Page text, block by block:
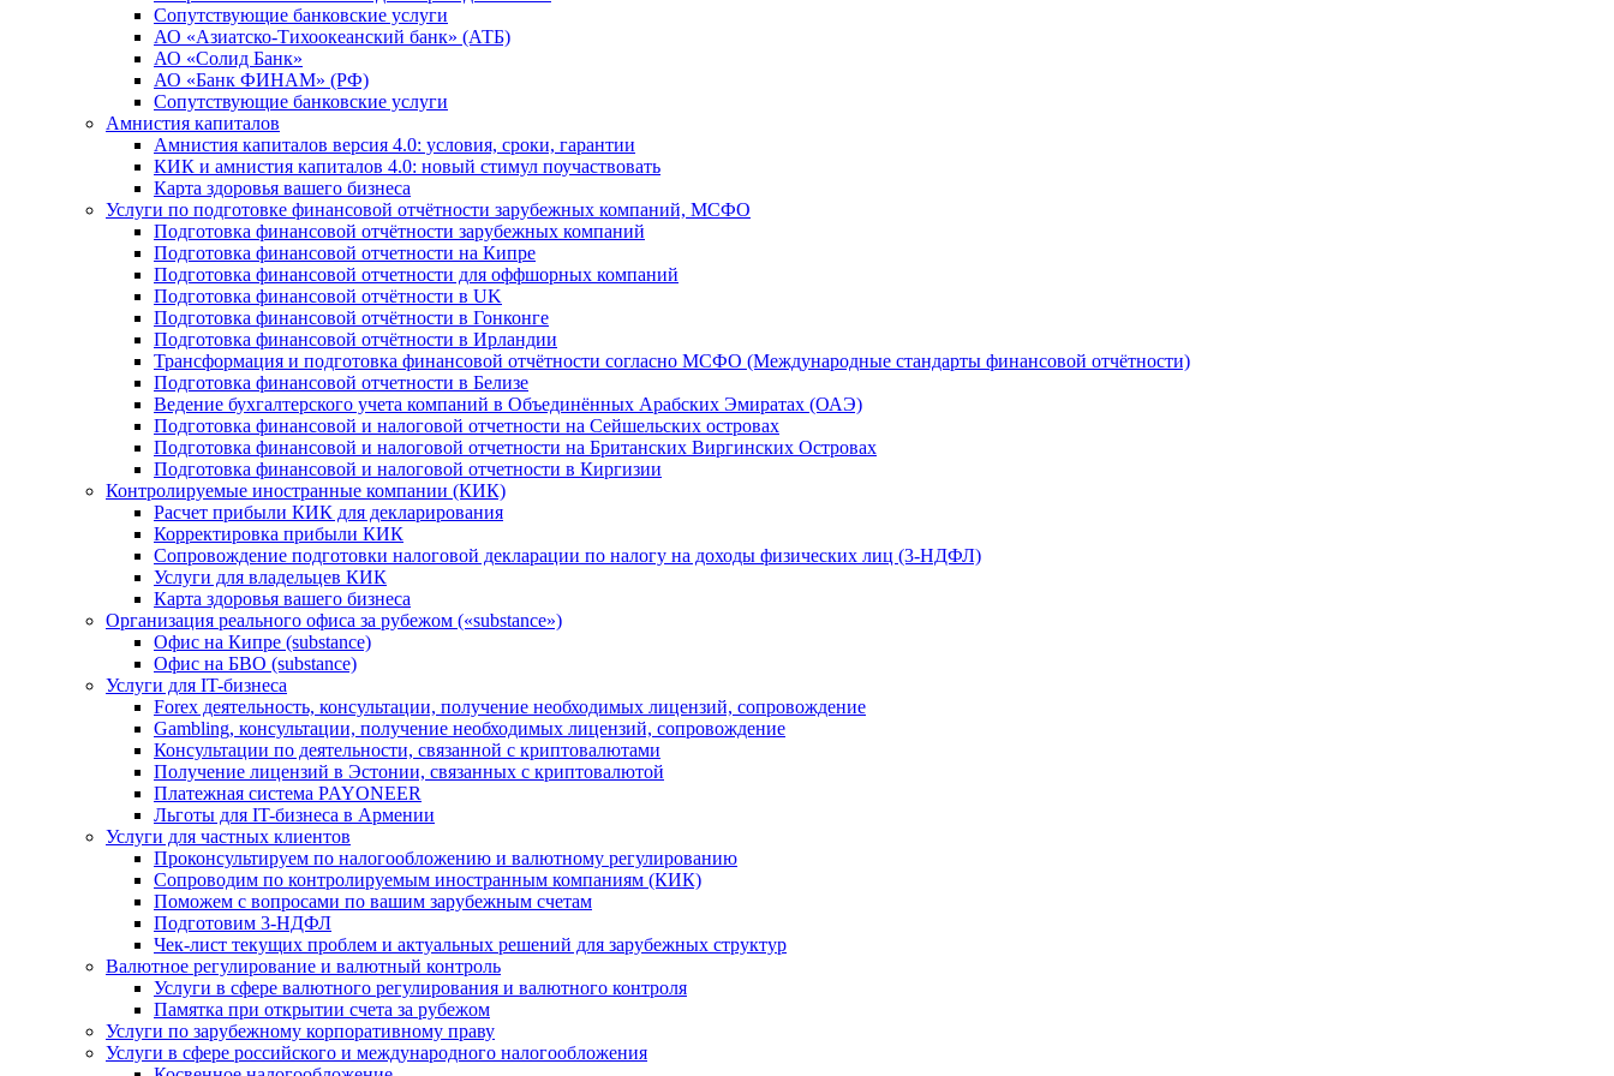
Сопутствующие банковские услуги
АО «Азиатско-Тихоокеанский банк» (АТБ)
АО «Солид Банк»
АО «Банк ФИНАМ» (РФ)
Сопутствующие банковские услуги
Амнистия капиталов
Амнистия капиталов версия 4.0: условия, сроки, гарантии
КИК и амнистия капиталов 4.0: новый стимул поучаствовать
Карта здоровья вашего бизнеса
Услуги по подготовке финансовой отчётности зарубежных компаний, МСФО
Подготовка финансовой отчётности зарубежных компаний
Подготовка финансовой отчетности на Кипре
Подготовка финансовой отчетности для оффшорных компаний
Подготовка финансовой отчётности в UK
Подготовка финансовой отчётности в Гонконге
Подготовка финансовой отчётности в Ирландии
Трансформация и подготовка финансовой отчётности согласно МСФО (Международные стандарты финансовой отчётности)
Подготовка финансовой отчетности в Белизе
Ведение бухгалтерского учета компаний в Объединённых Арабских Эмиратах (ОАЭ)
Подготовка финансовой и налоговой отчетности на Сейшельских островах
Подготовка финансовой и налоговой отчетности на Британских Виргинских Островах
Подготовка финансовой и налоговой отчетности в Киргизии
Контролируемые иностранные компании (КИК)
Расчет прибыли КИК для декларирования
Корректировка прибыли КИК
Сопровождение подготовки налоговой декларации по налогу на доходы физических лиц (3-НДФЛ)
Услуги для владельцев КИК
Карта здоровья вашего бизнеса
Организация реального офиса за рубежом («substance»)
Офис на Кипре (substance)
Офис на БВО (substance)
Услуги для IT-бизнеса
Forex деятельность, консультации, получение необходимых лицензий, сопровождение
Gambling, консультации, получение необходимых лицензий, сопровождение
Консультации по деятельности, связанной с криптовалютами
Получение лицензий в Эстонии, связанных с криптовалютой
Платежная система PAYONEER
Льготы для IT-бизнеса в Армении
Услуги для частных клиентов
Проконсультируем по налогообложению и валютному регулированию
Сопроводим по контролируемым иностранным компаниям (КИК)
Поможем с вопросами по вашим зарубежным счетам
Подготовим 3-НДФЛ
Чек-лист текущих проблем и актуальных решений для зарубежных структур
Валютное регулирование и валютный контроль
Услуги в сфере валютного регулирования и валютного контроля
Памятка при открытии счета за рубежом
Услуги по зарубежному корпоративному праву
Услуги в сфере российского и международного налогообложения